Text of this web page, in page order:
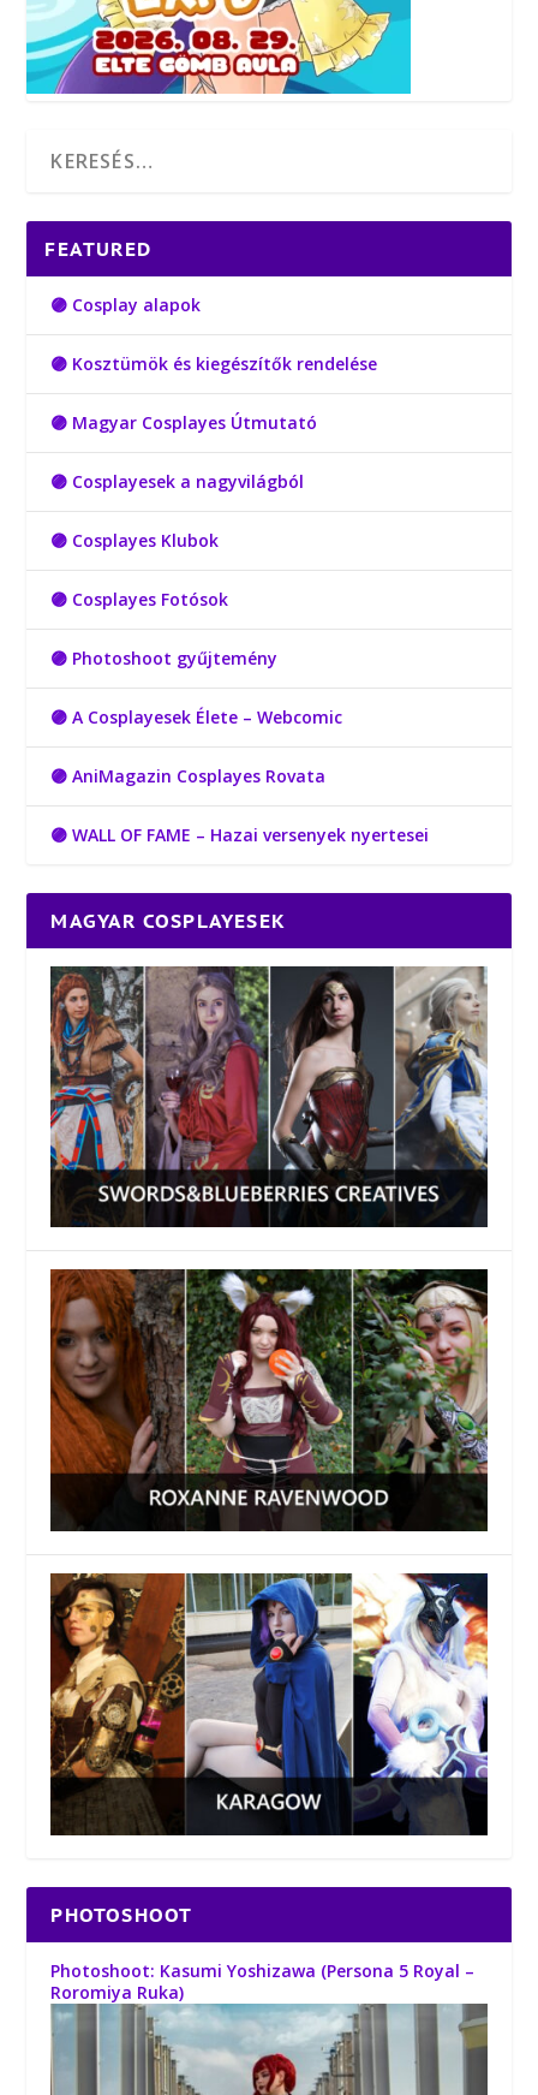
FEATURED
🟣 Cosplay alapok
🟣 Kosztümök és kiegészítők rendelése
🟣 Magyar Cosplayes Útmutató
🟣 Cosplayesek a nagyvilágból
🟣 Cosplayes Klubok
🟣 Cosplayes Fotósok
🟣 Photoshoot gyűjtemény
🟣 A Cosplayesek Élete – Webcomic
🟣 AniMagazin Cosplayes Rovata
🟣 WALL OF FAME – Hazai versenyek nyertesei
MAGYAR COSPLAYESEK
PHOTOSHOOT
Photoshoot: Kasumi Yoshizawa (Persona 5 Royal –
Roromiya Ruka)